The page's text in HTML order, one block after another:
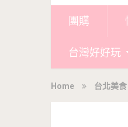
團購
台灣好好玩
Home 台北美食